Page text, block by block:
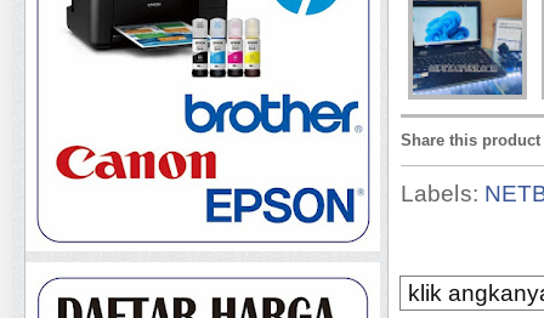
Share this product
Labels:
klik